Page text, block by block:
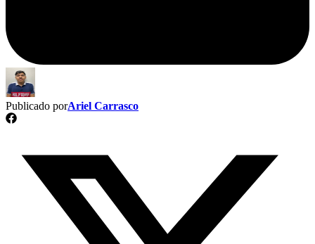
Publicado porAriel Carrasco